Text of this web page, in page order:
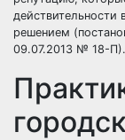
действительности
решением
09.07.2013 № 18-П).